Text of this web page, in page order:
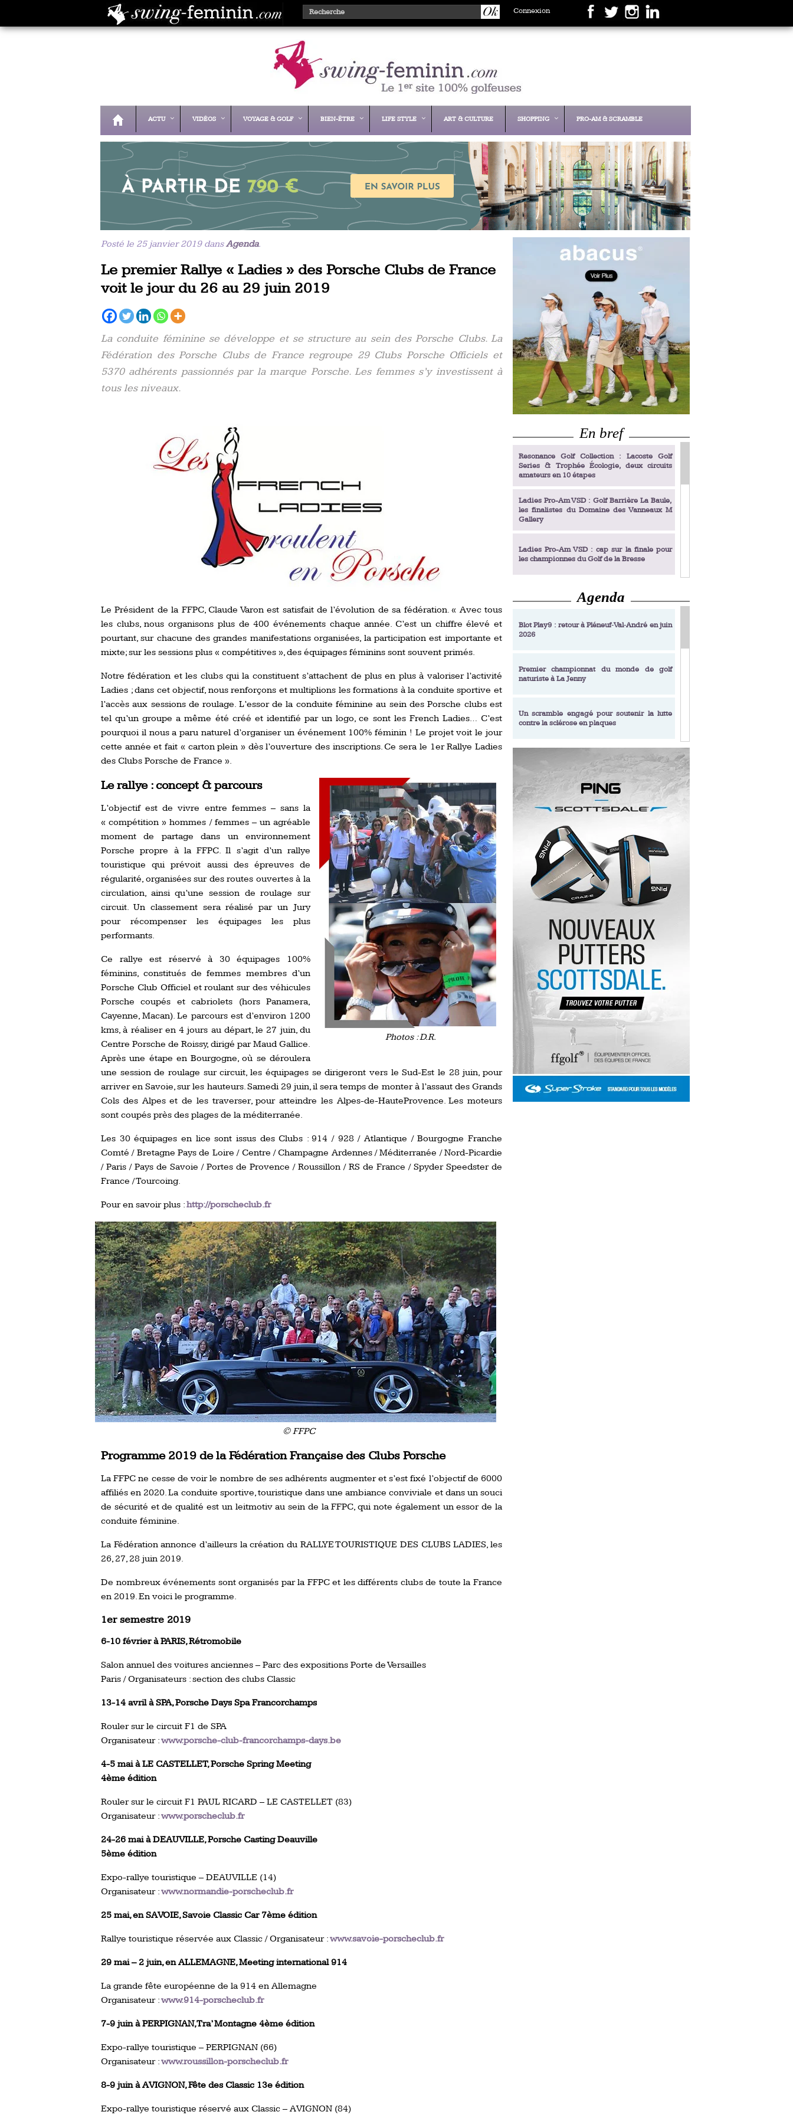
Connexion
ACTU VIDÉOS VOYAGE & GOLF BIEN-ÊTRE LIFE STYLE ART & CULTURE SHOPPING PRO-AM & SCRAMBLE
Posté le 25 janvier 2019 dansAgenda.
Le premier Rallye « Ladies » des Porsche Clubs de France
voit le jour du 26 au 29 juin 2019
La conduite féminine se développe et se structure au sein des Porsche Clubs. La
Fédération des Porsche Clubs de France regroupe 29 Clubs Porsche Officiels et
5370 adhérents passionnés par la marque Porsche. Les femmes s’y investissent à
tous les niveaux.
Le Président de la FFPC, Claude Varon est satisfait de l’évolution de sa fédération. « Avec tous
les clubs, nous organisons plus de 400 événements chaque année. C’est un chiffre élevé et
pourtant, sur chacune des grandes manifestations organisées, la participation est importante et
mixte; sur les sessions plus « compétitives », des équipages féminins sont souvent primés.
Notre fédération et les clubs qui la constituent s’attachent de plus en plus à valoriser l’activité
Ladies ; dans cet objectif, nous renforçons et multiplions les formations à la conduite sportive et
l’accès aux sessions de roulage. L’essor de la conduite féminine au sein des Porsche clubs est
tel qu’un groupe a même été créé et identifié par un logo, ce sont les French Ladies… C’est
pourquoi il nous a paru naturel d’organiser un événement 100% féminin ! Le projet voit le jour
cette année et fait « carton plein » dès l’ouverture des inscriptions. Ce sera le 1er Rallye Ladies
des Clubs Porsche de France ».
Photos : D.R.
Le rallye : concept & parcours
L’objectif est de vivre entre femmes – sans la
« compétition » hommes / femmes – un agréable
moment de partage dans un environnement
Porsche propre à la FFPC. Il s’agit d’un rallye
touristique qui prévoit aussi des épreuves de
régularité, organisées sur des routes ouvertes à la
circulation, ainsi qu’une session de roulage sur
circuit. Un classement sera réalisé par un Jury
pour récompenser les équipages les plus
performants.
Ce rallye est réservé à 30 équipages 100%
féminins, constitués de femmes membres d’un
Porsche Club Officiel et roulant sur des véhicules
Porsche coupés et cabriolets (hors Panamera,
Cayenne, Macan). Le parcours est d’environ 1200
kms, à réaliser en 4 jours au départ, le 27 juin, du
Centre Porsche de Roissy, dirigé par Maud Gallice.
Après une étape en Bourgogne, où se déroulera
une session de roulage sur circuit, les équipages se dirigeront vers le Sud-Est le 28 juin, pour
arriver en Savoie, sur les hauteurs. Samedi 29 juin, il sera temps de monter à l’assaut des Grands
Cols des Alpes et de les traverser, pour atteindre les Alpes-de-HauteProvence. Les moteurs
sont coupés près des plages de la méditerranée.
Les 30 équipages en lice sont issus des Clubs : 914 / 928 / Atlantique / Bourgogne Franche
Comté / Bretagne Pays de Loire / Centre / Champagne Ardennes / Méditerranée / Nord-Picardie
/ Paris / Pays de Savoie / Portes de Provence / Roussillon / RS de France / Spyder Speedster de
France / Tourcoing.
Pour en savoir plus :http://porscheclub.fr
© FFPC
Programme 2019 de la Fédération Française des Clubs Porsche
La FFPC ne cesse de voir le nombre de ses adhérents augmenter et s’est fixé l’objectif de 6000
affiliés en 2020. La conduite sportive, touristique dans une ambiance conviviale et dans un souci
de sécurité et de qualité est un leitmotiv au sein de la FFPC, qui note également un essor de la
conduite féminine.
La Fédération annonce d’ailleurs la création du RALLYE TOURISTIQUE DES CLUBS LADIES, les
26, 27, 28 juin 2019.
De nombreux événements sont organisés par la FFPC et les différents clubs de toute la France
en 2019. En voici le programme.
1er semestre 2019
6-10 février à PARIS, Rétromobile
Salon annuel des voitures anciennes – Parc des expositions Porte de Versailles
Paris / Organisateurs : section des clubs Classic
13-14 avril à SPA, Porsche Days Spa Francorchamps
Rouler sur le circuit F1 de SPA
Organisateur :www.porsche-club-francorchamps-days.be
4-5 mai à LE CASTELLET, Porsche Spring Meeting
4ème édition
Rouler sur le circuit F1 PAUL RICARD – LE CASTELLET (83)
Organisateur :www.porscheclub.fr
24-26 mai à DEAUVILLE, Porsche Casting Deauville
5ème édition
Expo-rallye touristique – DEAUVILLE (14)
Organisateur :www.normandie-porscheclub.fr
25 mai, en SAVOIE, Savoie Classic Car 7ème édition
Rallye touristique réservée aux Classic / Organisateur :www.savoie-porscheclub.fr
29 mai – 2 juin, en ALLEMAGNE, Meeting international 914
La grande fête européenne de la 914 en Allemagne
Organisateur :www.914-porscheclub.fr
7-9 juin à PERPIGNAN, Tra’ Montagne 4ème édition
Expo-rallye touristique – PERPIGNAN (66)
Organisateur :www.roussillon-porscheclub.fr
8-9 juin à AVIGNON, Fête des Classic 13e édition
Expo-rallye touristique réservé aux Classic – AVIGNON (84)
En bref
Resonance Golf Collection : Lacoste Golf
Series & Trophée Écologie, deux circuits
amateurs en 10 étapes
Ladies Pro-Am VSD : Golf Barrière La Baule,
les finalistes du Domaine des Vanneaux M
Gallery
Ladies Pro-Am VSD : cap sur la finale pour
les championnes du Golf de la Bresse
Ladies Pro-Am VSD : Golf du Prieuré, elles
décrochent leur billet pour la finale
Enfin un livre de golf pensé pour les femmes
Ladies Pro-Am VSD : les premières
Académie Golf Barrière Julien Xanthopoulos,
Amundi Evian Championship, de nouvelles
expériences immersives
Evian Resort Golf Club : Saison 2 du
Programme Performance
Agenda
Blot Play9 : retour à Pléneuf‑Val‑André en juin
2026
Premier championnat du monde de golf
naturiste à La Jenny
Un scramble engagé pour soutenir la lutte
contre la sclérose en plaques
Series & Trophée Écologie, deux circuits
amateurs en 10 étapes
Royal Air Maroc Golf & Padel Cup : le nouvel
event sport et networking
LPGA Tour 2026 : une saison record pour le
golf féminin
Ladies European Tour 2026 : une saison
historique sur cinq continents
Debout en Bouts prolonge la Fashion Week à
Roland-Garros
Lacoste Ladies Open 2025 : Céline Boutier
de retour à Deauville
Aphrodite Hills Team Cup 2025 : de retour a
Chypre